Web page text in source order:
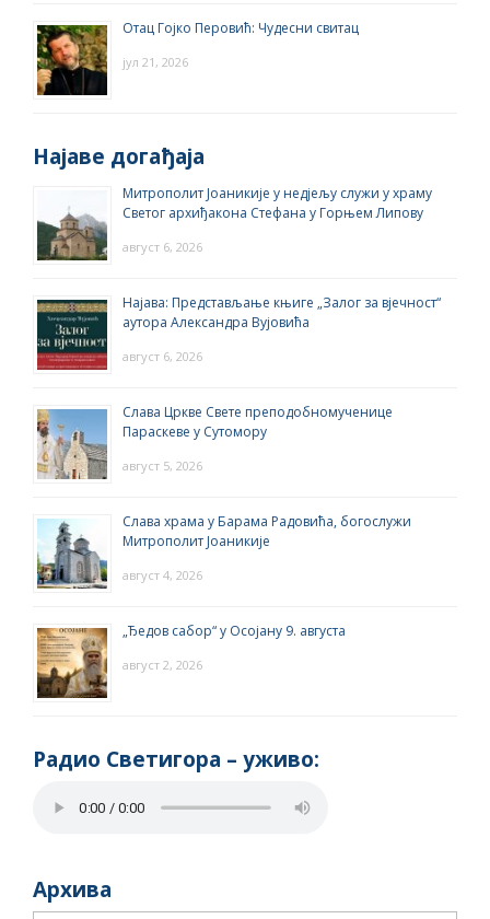
Отац Гојко Перовић: Чудесни свитац
јул 21, 2026
Најаве догађаја
Митрополит Јоаникије у недјељу служи у храму
Светог архиђакона Стефана у Горњем Липову
август 6, 2026
Најава: Представљање књиге „Залог за вјечност“
аутора Александра Вујовића
август 6, 2026
Слава Цркве Свете преподобномученице
Параскеве у Сутомору
август 5, 2026
Слава храма у Барама Радовића, богослужи
Митрополит Јоаникије
август 4, 2026
„Ђедов сабор“ у Осојану 9. августа
август 2, 2026
Радио Светигора – yживо:
Архива